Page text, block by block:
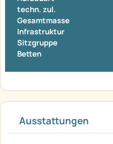
techn. zul.
Gesamtmasse
Infrastruktur
Sitzgruppe
Betten
Ausstattungen